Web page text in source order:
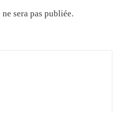
sera pas publiée.